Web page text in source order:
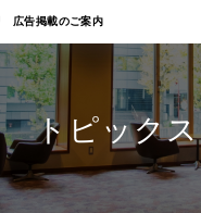
広告掲載のご案内
媒体紹介
トピックス